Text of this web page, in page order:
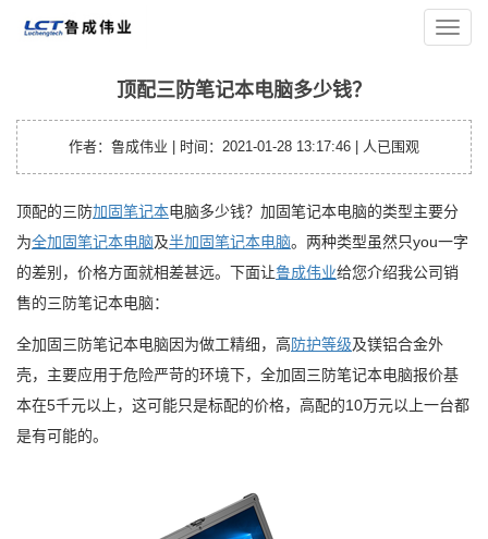
导
航
您的位置：主页 > 顶配三防笔记本电脑多少钱？
顶配三防笔记本电脑多少钱？
作者：鲁成伟业 | 时间：2021-01-28 13:17:46 | 人已围观
顶配的三防加固笔记本电脑多少钱？加固笔记本电脑的类型主要分
为全加固笔记本电脑及半加固笔记本电脑。两种类型虽然只you一字
的差别，价格方面就相差甚远。下面让鲁成伟业给您介绍我公司销
售的三防笔记本电脑：
全加固三防笔记本电脑因为做工精细，高防护等级及镁铝合金外
壳，主要应用于危险严苛的环境下，全加固三防笔记本电脑报价基
本在5千元以上，这可能只是标配的价格，高配的10万元以上一台都
是有可能的。